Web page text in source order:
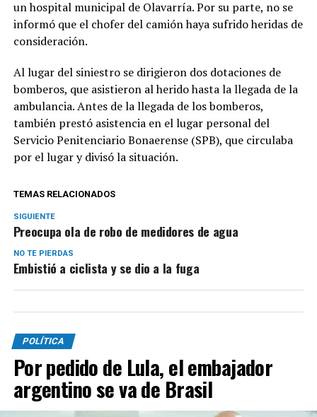
un hospital municipal de Olavarría. Por su parte, no se
informó que el chofer del camión haya sufrido heridas de
consideración.
Al lugar del siniestro se dirigieron dos dotaciones de
bomberos, que asistieron al herido hasta la llegada de la
ambulancia. Antes de la llegada de los bomberos,
también prestó asistencia en el lugar personal del
Servicio Penitenciario Bonaerense (SPB), que circulaba
por el lugar y divisó la situación.
TEMAS RELACIONADOS
SIGUIENTE
Preocupa ola de robo de medidores de agua
NO TE PIERDAS
Embistió a ciclista y se dio a la fuga
POLÍTICA
Por pedido de Lula, el embajador
argentino se va de Brasil